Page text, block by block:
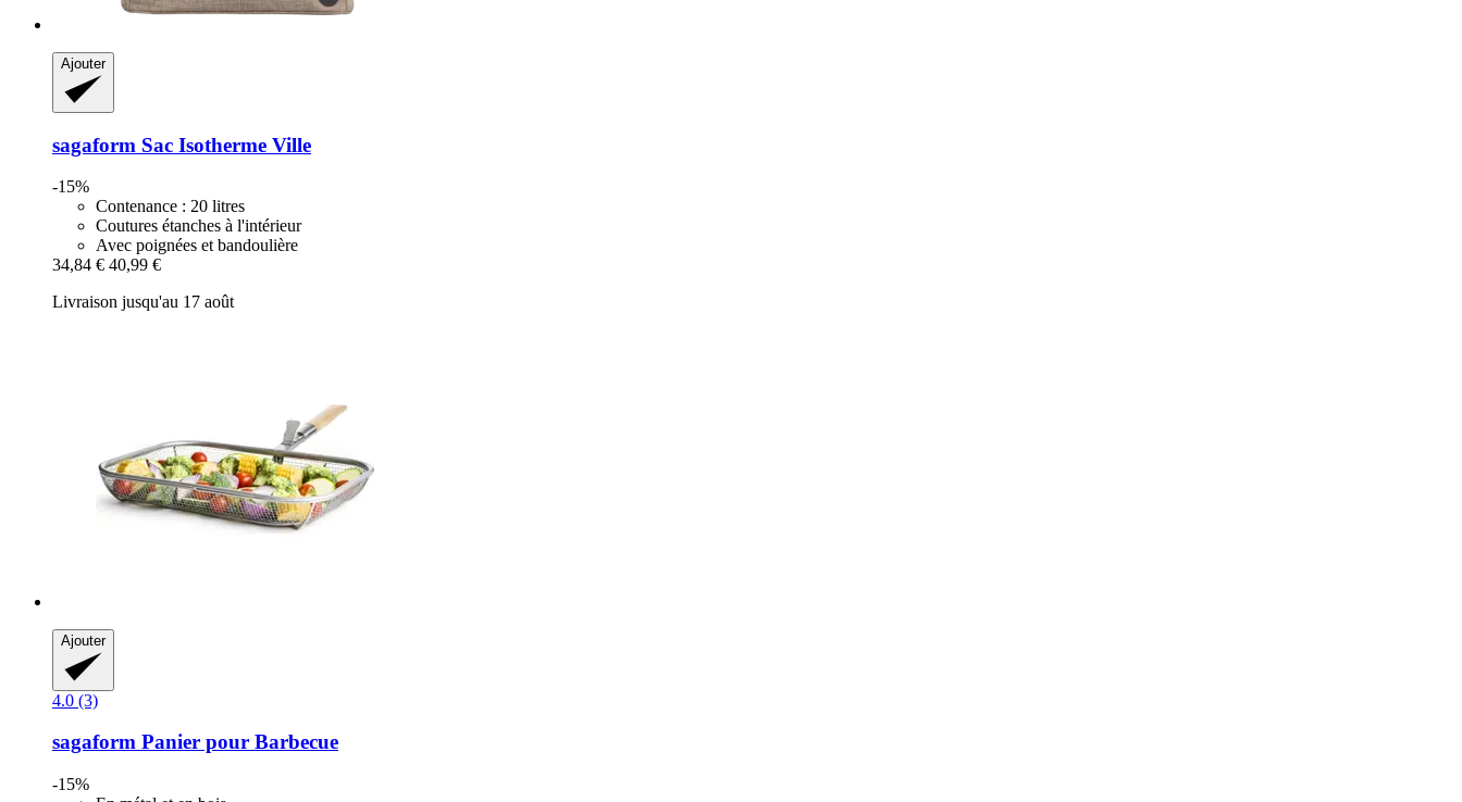
Ajouter
sagaform Sac Isotherme Ville
-15%
Contenance : 20 litres
Coutures étanches à l'intérieur
Avec poignées et bandoulière
34,84 € 40,99 €
Livraison jusqu'au 17 août
Ajouter
4.0 (3)
sagaform Panier pour Barbecue
-15%